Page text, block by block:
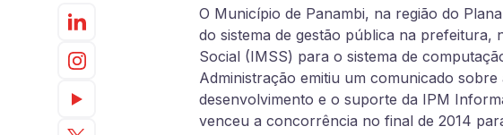
O Município de Panambi, na região do
do sistema de gestão pública na prefeitura,
Social (IMSS) para o sistema de
Administração emitiu um comunicado
desenvolvimento e o suporte da IPM
venceu a concorrência no final de 2014